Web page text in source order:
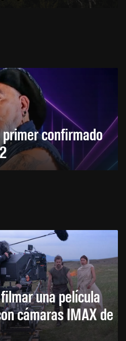
confirmado
una película
cámaras IMAX de